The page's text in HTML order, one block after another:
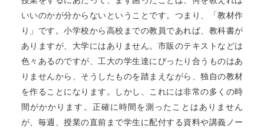
いいのかが分からないということです。つまり、「教材作
り」です。小学校から高校までの教員であれば、教科書が
ありますが、大学にはありません。市販のテキストなどは
色々あるのですが、工大の学生達にぴったり合うものはあ
りませんから、そうしたものを踏まえながら、独自の教材
を作ることになります。しかし、これには非常の多くの時
間がかかります。正確に時間を測ったことはありません
が、毎週、授業の直前まで学生に配付する資料や講義ノー